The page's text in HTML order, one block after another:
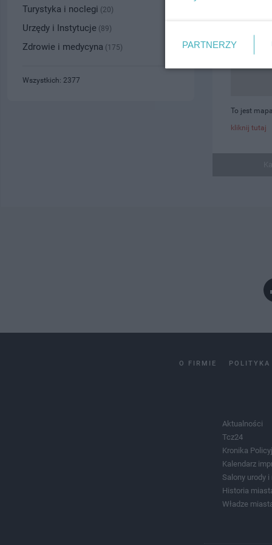
To jest
kliknij tutaj
Turystyka i noclegi (20)
Urzędy i Instytucje (89)
Zdrowie i medycyna (175)
Wszystkich: 2377
O FIRMIE POLITYKA
Aktualności
Tcz24
Kronika
Kalendarz
Salony urody i
Historia
Władze
PARTNERZY